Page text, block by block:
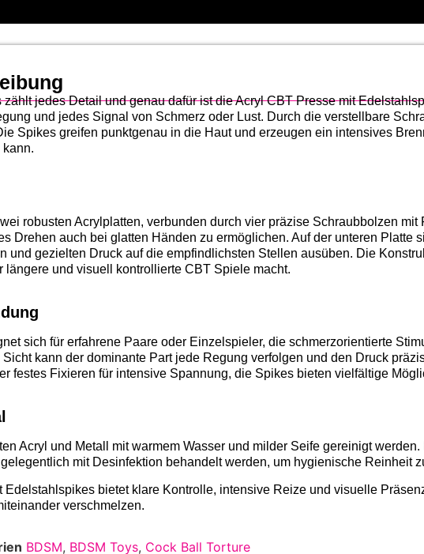
jedes Detail und genau dafür ist die Acryl CBT Presse mit
und jedes Signal von Schmerz oder Lust. Durch die verstellbare
Spikes greifen punktgenau in die Haut und erzeugen ein intensives
kann.
robusten Acrylplatten, verbunden durch vier präzise Schraubbolzen
Drehen auch bei glatten Händen zu ermöglichen. Auf der unteren Platte
und gezielten Druck auf die empfindlichsten Stellen ausüben. Die
längere und visuell kontrollierte CBT Spiele macht.
sich für erfahrene Paare oder Einzelspieler, die schmerzorientierte
kann der dominante Part jede Regung verfolgen und den Druck
festes Fixieren für intensive Spannung, die Spikes bieten vielfältige
Acryl und Metall mit warmem Wasser und milder Seife gereinigt
mit Desinfektion behandelt werden, um hygienische Reinheit
Edelstahlspikes bietet klare Kontrolle, intensive Reize und visuelle
verschmelzen.
BDSM, BDSM Toys, Cock Ball Torture